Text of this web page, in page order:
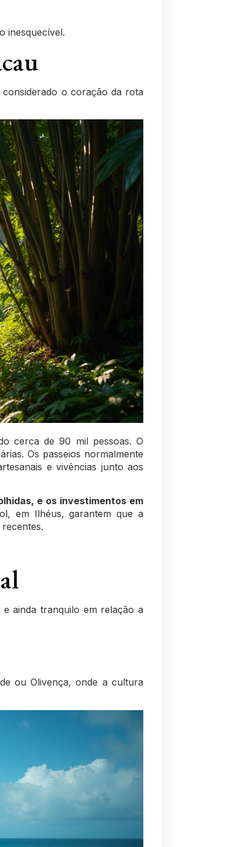
inesquecível.
o coração da rota
cerca de 90 mil pessoas. O
Os passeios normalmente
e vivências junto aos
e os investimentos em
em Ilhéus, garantem que a
.
ainda tranquilo em relação a
ou Olivença, onde a cultura